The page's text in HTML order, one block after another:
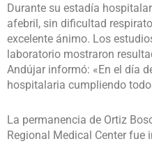
Durante su estadía
afebril, sin dificultad
excelente ánimo. Los
laboratorio mostraron
Andújar informó: «En el día
hospitalaria cumpliendo
La permanencia de Ortiz
Regional Medical Center